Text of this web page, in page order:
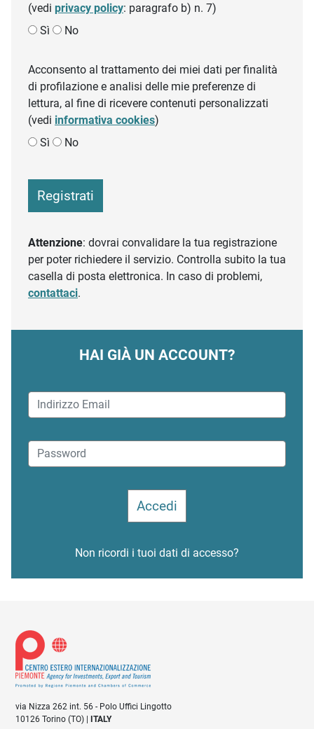
(vedi privacy policy: paragrafo b) n. 7)
Sì
No
Acconsento al trattamento dei miei dati per finalità
di profilazione e analisi delle mie preferenze di
lettura, al fine di ricevere contenuti personalizzati
(vedi informativa cookies)
Sì
No
Registrati
Attenzione: dovrai convalidare la tua registrazione
per poter richiedere il servizio. Controlla subito la tua
casella di posta elettronica. In caso di problemi,
contattaci.
HAI GIÀ UN ACCOUNT?
Non ricordi i tuoi dati di accesso?
via Nizza 262 int. 56 - Polo Uffici Lingotto
10126 Torino (TO) |
ITALY